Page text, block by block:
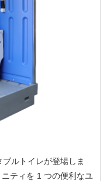
ルトイレが登場しま
ティを 1 つの便利なユ